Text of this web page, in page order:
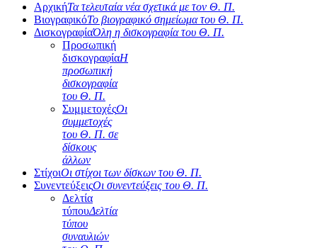
ΑρχικήΤα τελευταία νέα σχετικά με τον Θ. Π.
ΒιογραφικόΤο βιογραφικό σημείωμα του Θ. Π.
ΔισκογραφίαΌλη η δισκογραφία του Θ. Π.
Προσωπική
δισκογραφίαΗ
προσωπική
δισκογραφία
του Θ. Π.
ΣυμμετοχέςΟι
συμμετοχές
του Θ. Π. σε
δίσκους
άλλων
ΣτίχοιΟι στίχοι των δίσκων του Θ. Π.
ΣυνεντεύξειςΟι συνεντεύξεις του Θ. Π.
Δελτία
τύπουΔελτία
τύπου
συναυλιών